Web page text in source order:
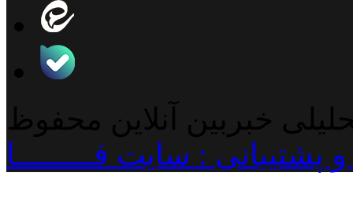
خبربین آنلاین محفوظ
: سایت فـــــــــا